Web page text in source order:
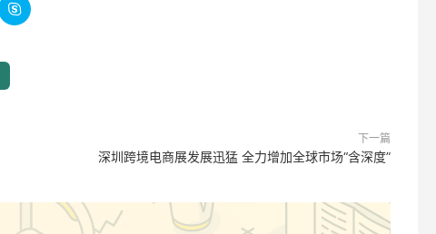

下一篇
深圳跨境电商展发展迅猛 全力增加全球市场“含深度”